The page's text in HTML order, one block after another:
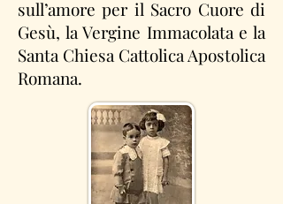
sull’amore per il Sacro Cuore di
Gesù, la Vergine Immacolata e la
Santa Chiesa Cattolica Apostolica
Romana.